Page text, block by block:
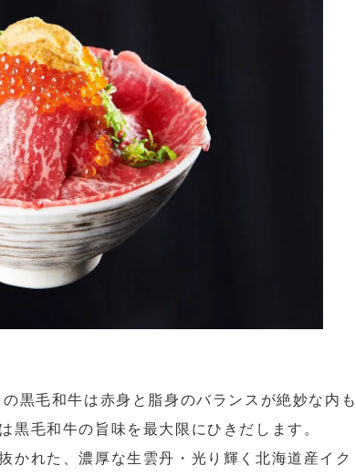
黒毛和牛は赤身と脂身のバランスが絶妙な内も
黒毛和牛の旨味を最大限にひきだします。
かれた、濃厚な生雲丹・光り輝く北海道産イク